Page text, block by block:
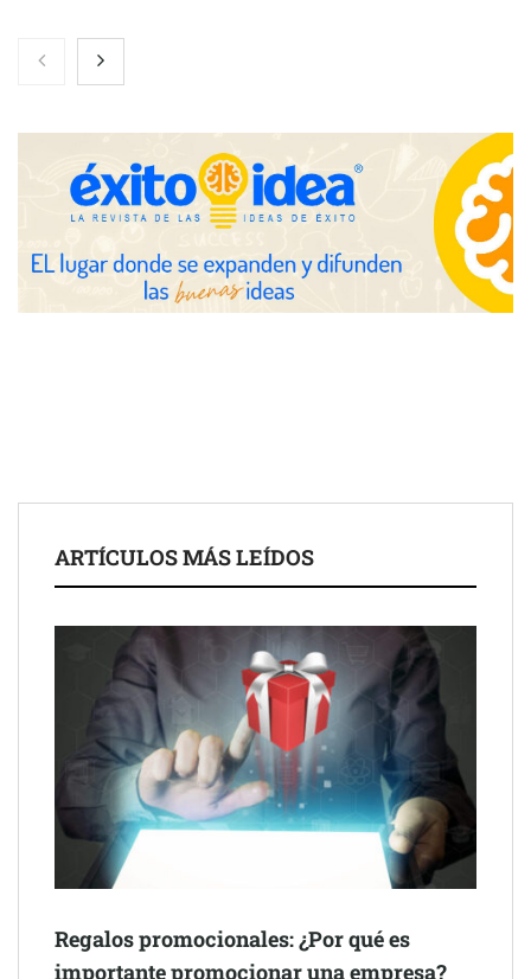
El 82% de empresas industriales no encuentra personal
disponible: 100.000€ para formar nuevos profesionales
Nicols presenta seis modelos de anillos de compromiso para el
eclipse solar del 12 de agosto
Zoomex mejora su Strategy Center con herramientas
avanzadas para trading estratégico
Schaeffler mejora su rentabilidad en el primer semestre de 2026
ARTÍCULOS MÁS LEÍDOS
Regalos promocionales: ¿Por qué es
importante promocionar una empresa?